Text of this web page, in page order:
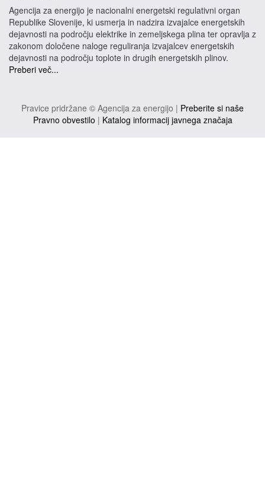
Agencija za energijo je nacionalni energetski regulativni organ
Republike Slovenije, ki usmerja in nadzira izvajalce energetskih
dejavnosti na področju elektrike in zemeljskega plina ter opravlja z
zakonom določene naloge reguliranja izvajalcev energetskih
dejavnosti na področju toplote in drugih energetskih plinov.
Preberi več...
Pravice pridržane © Agencija za energijo | Preberite si naše
Pravno obvestilo | Katalog informacij javnega značaja